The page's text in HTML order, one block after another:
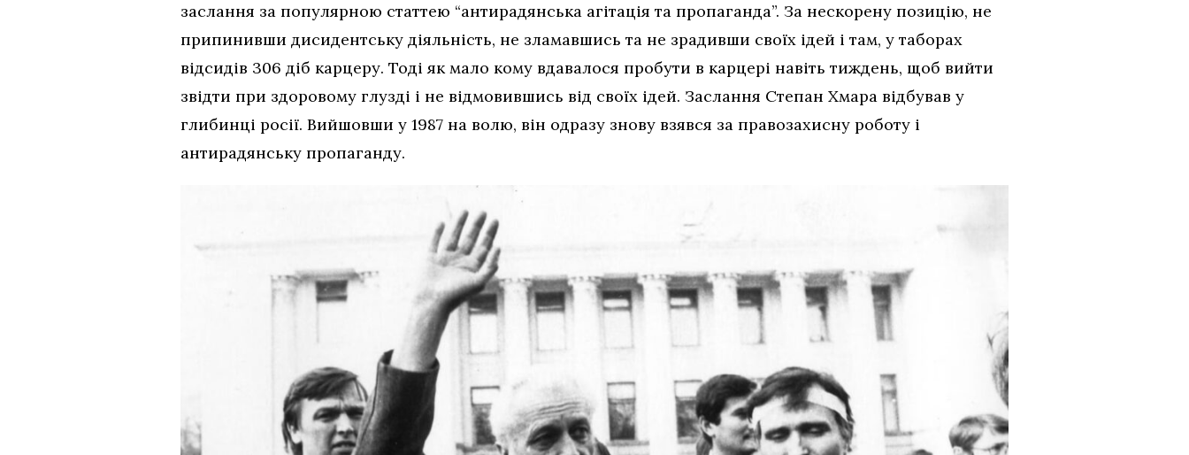
заслання за популярною статтею “антирадянська агітація та пропаганда”. За нескорену позицію, не
припинивши дисидентську діяльність, не зламавшись та не зрадивши своїх ідей і там, у таборах
відсидів 306 діб карцеру. Тоді як мало кому вдавалося пробути в карцері навіть тиждень, щоб вийти
звідти при здоровому глузді і не відмовившись від своїх ідей. Заслання Степан Хмара відбував у
глибинці росії. Вийшовши у 1987 на волю, він одразу знову взявся за правозахисну роботу і
антирадянську пропаганду.